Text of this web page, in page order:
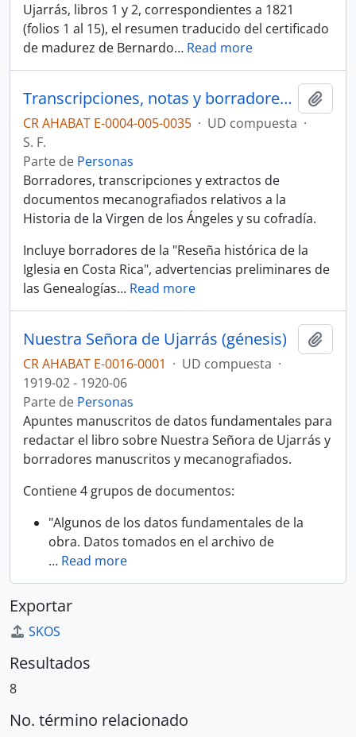
Ujarrás, libros 1 y 2, correspondientes a 1821
(folios 1 al 15), el resumen traducido del certificado
de madurez de Bernardo… Read more
Transcripciones, notas y borradores de Víctor Sanabria relativos a la Virgen de los Ángeles
CR AHABAT E-0004-005-0035 · UD compuesta ·
S. F.
Parte de Personas
Borradores, transcripciones y extractos de
documentos mecanografiados relativos a la
Historia de la Virgen de los Ángeles y su cofradía.
Incluye borradores de la "Reseña histórica de la
Iglesia en Costa Rica", advertencias preliminares de
las Genealogías… Read more
Nuestra Señora de Ujarrás (génesis)
CR AHABAT E-0016-0001 · UD compuesta ·
1919-02 - 1920-06
Parte de Personas
Apuntes manuscritos de datos fundamentales para
redactar el libro sobre Nuestra Señora de Ujarrás y
borradores manuscritos y mecanografiados.
Contiene 4 grupos de documentos:
"Algunos de los datos fundamentales de la
obra. Datos tomados en el archivo de
… Read more
Exportar
SKOS
Resultados
8
No. término relacionado